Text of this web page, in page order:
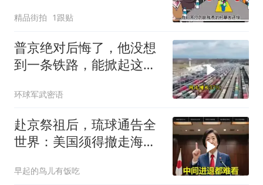
精品街拍 1跟贴
普京绝对后悔了，他没想
到一条铁路，能掀起这么
改写
环球军武密语
赴京祭祖后，琉球通告全
世界：美国须得撤走海马
早起的鸟儿有饭吃